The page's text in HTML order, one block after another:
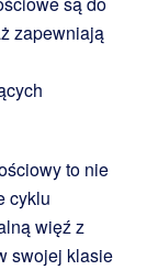
zapewniają
to nie
cyklu
więź z
swojej klasie